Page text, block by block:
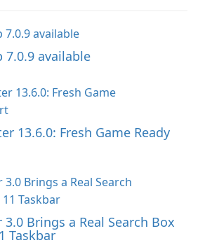
7.0.9 available
13.6.0: Fresh Game Ready
Brings a Real Search Box
Taskbar